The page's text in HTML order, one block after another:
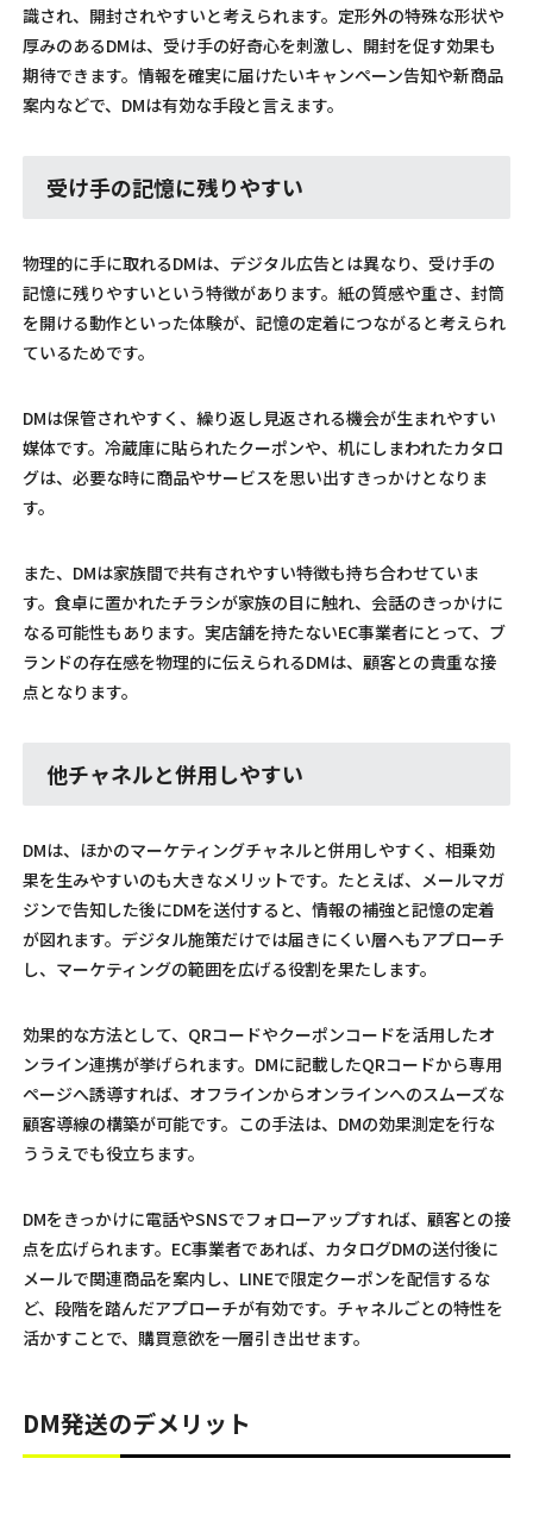
識され、開封されやすいと考えられます。定形外の特殊な形状や
厚みのあるDMは、受け手の好奇心を刺激し、開封を促す効果も
期待できます。情報を確実に届けたいキャンペーン告知や新商品
案内などで、DMは有効な手段と言えます。
受け手の記憶に残りやすい
物理的に手に取れるDMは、デジタル広告とは異なり、受け手の
記憶に残りやすいという特徴があります。紙の質感や重さ、封筒
を開ける動作といった体験が、記憶の定着につながると考えられ
ているためです。
DMは保管されやすく、繰り返し見返される機会が生まれやすい
媒体です。冷蔵庫に貼られたクーポンや、机にしまわれたカタロ
グは、必要な時に商品やサービスを思い出すきっかけとなりま
す。
また、DMは家族間で共有されやすい特徴も持ち合わせていま
す。食卓に置かれたチラシが家族の目に触れ、会話のきっかけに
なる可能性もあります。実店舗を持たないEC事業者にとって、ブ
ランドの存在感を物理的に伝えられるDMは、顧客との貴重な接
点となります。
他チャネルと併用しやすい
DMは、ほかのマーケティングチャネルと併用しやすく、相乗効
果を生みやすいのも大きなメリットです。たとえば、メールマガ
ジンで告知した後にDMを送付すると、情報の補強と記憶の定着
が図れます。デジタル施策だけでは届きにくい層へもアプローチ
し、マーケティングの範囲を広げる役割を果たします。
効果的な方法として、QRコードやクーポンコードを活用したオ
ンライン連携が挙げられます。DMに記載したQRコードから専用
ページへ誘導すれば、オフラインからオンラインへのスムーズな
顧客導線の構築が可能です。この手法は、DMの効果測定を行な
ううえでも役立ちます。
DMをきっかけに電話やSNSでフォローアップすれば、顧客との接
点を広げられます。EC事業者であれば、カタログDMの送付後に
メールで関連商品を案内し、LINEで限定クーポンを配信するな
ど、段階を踏んだアプローチが有効です。チャネルごとの特性を
活かすことで、購買意欲を一層引き出せます。
DM発送のデメリット